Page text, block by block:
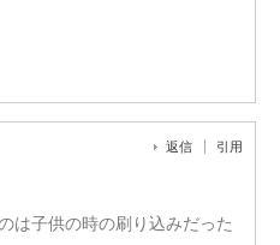
返信 引用
は子供の時の刷り込みだった